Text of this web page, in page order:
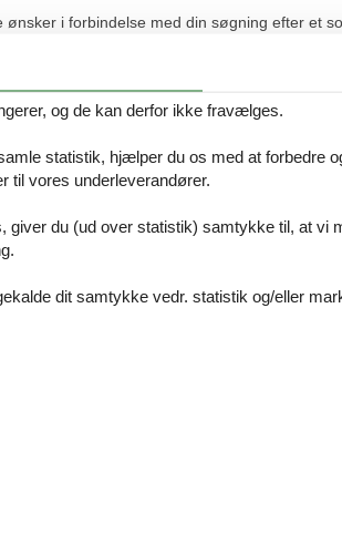
i forbindelse med din søgning efter et
på 8724 2251.
privat udlejning er den fuldendte ramme
og de kan derfor ikke fravælges.
statistik, hjælper du os med at forbedre
til vores underleverandører.
giver du (ud over statistik) samtykke til, at vi
dit samtykke vedr. statistik og/eller